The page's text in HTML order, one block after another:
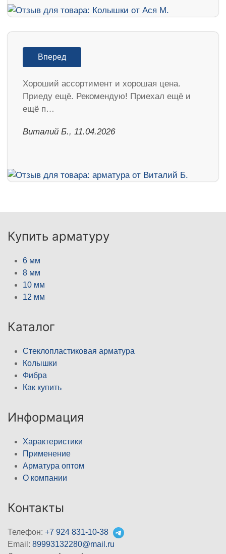
Вперед
Хороший ассортимент и хорошая цена.
Приеду ещё. Рекомендую! Приехал ещё и
ещё п…
Виталий Б., 11.04.2026
Купить арматуру
6 мм
8 мм
10 мм
12 мм
Каталог
Стеклопластиковая арматура
Колышки
Фибра
Как купить
Информация
Характеристики
Применение
Арматура оптом
О компании
Контакты
Телефон: +7 924 831-10-38
Email: 89993132280@mail.ru